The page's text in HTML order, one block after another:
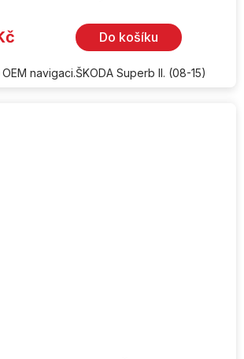
Do košíku
navigaci.ŠKODA Superb II. (08-15)